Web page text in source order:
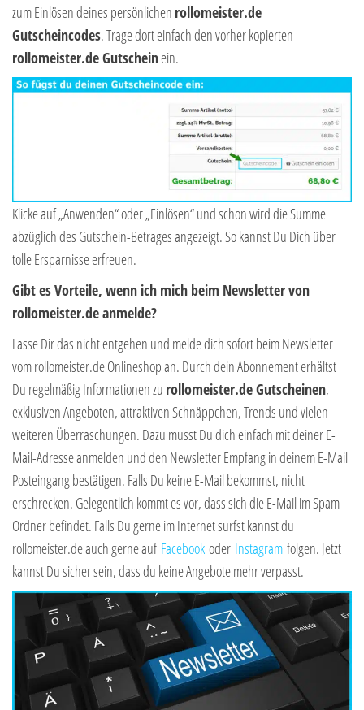
zum Einlösen deines persönlichen rollomeister.de
Gutscheincodes. Trage dort einfach den vorher kopierten
rollomeister.de Gutscheinein.
Klicke auf „Anwenden“ oder „Einlösen“ und schon wird die Summe
abzüglich des Gutschein-Betrages angezeigt. So kannst Du Dich über
tolle Ersparnisse erfreuen.
Gibt es Vorteile, wenn ich mich beim Newsletter von
rollomeister.de anmelde?
Lasse Dir das nicht entgehen und melde dich sofort beim Newsletter
vom rollomeister.de Onlineshop an. Durch dein Abonnement erhältst
Du regelmäßig Informationen zu rollomeister.de Gutscheinen,
exklusiven Angeboten, attraktiven Schnäppchen, Trends und vielen
weiteren Überraschungen. Dazu musst Du dich einfach mit deiner E-
Mail-Adresse anmelden und den Newsletter Empfang in deinem E-Mail
Posteingang bestätigen. Falls Du keine E-Mail bekommst, nicht
erschrecken. Gelegentlich kommt es vor, dass sich die E-Mail im Spam
Ordner befindet. Falls Du gerne im Internet surfst kannst du
rollomeister.de auch gerne auf Facebook oder Instagram folgen. Jetzt
kannst Du sicher sein, dass du keine Angebote mehr verpasst.